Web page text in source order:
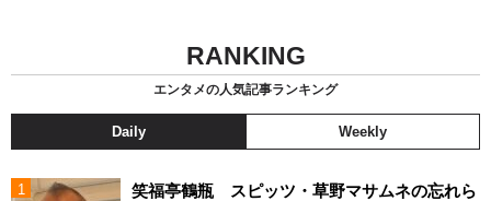
RANKING
エンタメの人気記事ランキング
Daily Weekly
笑福亭鶴瓶 スピッツ・草野マサムネの忘れら